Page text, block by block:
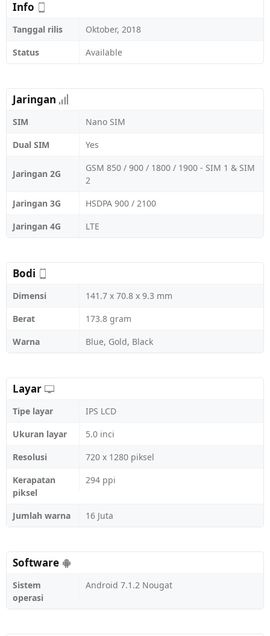
Info
Tanggal rilis
Oktober, 2018
Status
Available
Jaringan
SIM
Nano SIM
Dual SIM
Yes
Jaringan 2G
GSM 850 / 900 / 1800 / 1900 - SIM 1 & SIM
2
Jaringan 3G
HSDPA 900 / 2100
Jaringan 4G
LTE
Bodi
Dimensi
141.7 x 70.8 x 9.3 mm
Berat
173.8 gram
Warna
Blue, Gold, Black
Layar
Tipe layar
IPS LCD
Ukuran layar
5.0 inci
Resolusi
720 x 1280 piksel
Kerapatan
piksel
294 ppi
Jumlah warna 16 Juta
Software
Sistem
operasi
Android 7.1.2 Nougat